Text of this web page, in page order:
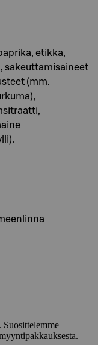
etikka,
sakeuttamisaineet
(mm.